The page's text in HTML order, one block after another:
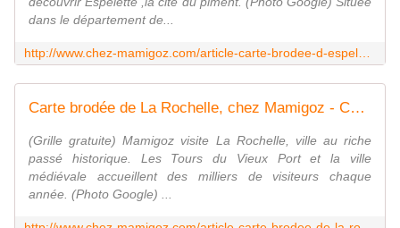
dans le département de...
Carte brodée de La Rochelle, chez Mamigoz - Chez Mamigoz
(Grille gratuite) Mamigoz visite La Rochelle, ville au riche
passé historique. Les Tours du Vieux Port et la ville
médiévale accueillent des milliers de visiteurs chaque
année. (Photo Google) ...